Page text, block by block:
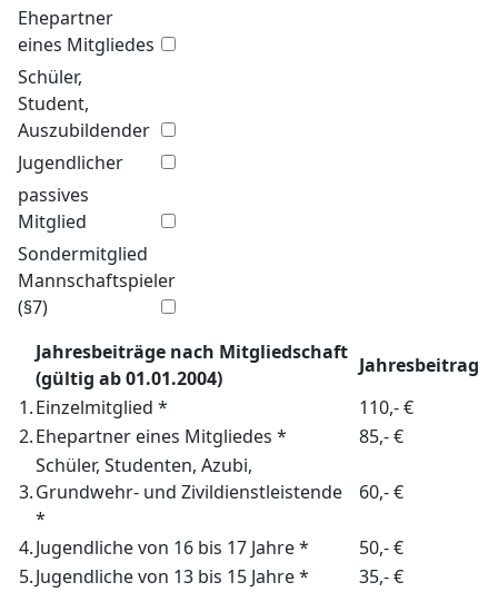
Ehepartner
eines Mitgliedes
Schüler,
Student,
Auszubildender
Jugendlicher
passives
Mitglied
Sondermitglied
Mannschaftspieler
(§7)
Jahresbeiträge nach Mitgliedschaft
(gültig ab 01.01.2004)
Jahresbeitrag
1.Einzelmitglied *
110,- €
2.Ehepartner eines Mitgliedes * 85,- €
3.
Schüler, Studenten, Azubi,
Grundwehr- und Zivildienstleistende
*
60,- €
4.Jugendliche von 16 bis 17 Jahre *
50,- €
5.Jugendliche von 13 bis 15 Jahre *
35,- €